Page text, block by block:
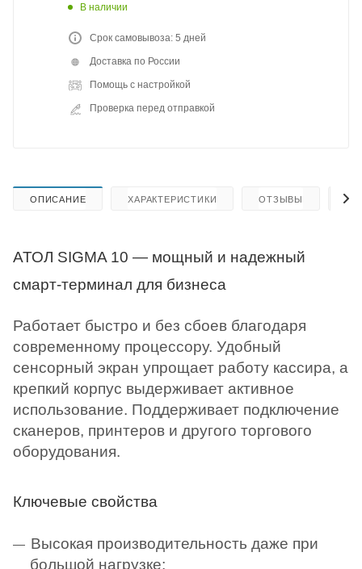
В наличии
Срок самовывоза: 5 дней
Доставка по России
Помощь с настройкой
Проверка перед отправкой
ОПИСАНИЕ ХАРАКТЕРИСТИКИ ОТЗЫВЫ
АТОЛ SIGMA 10 — мощный и надежный
смарт-терминал для бизнеса
Работает быстро и без сбоев благодаря
современному процессору. Удобный
сенсорный экран упрощает работу кассира, а
крепкий корпус выдерживает активное
использование. Поддерживает подключение
сканеров, принтеров и другого торгового
оборудования.
Ключевые свойства
Высокая производительность даже при
большой нагрузке;